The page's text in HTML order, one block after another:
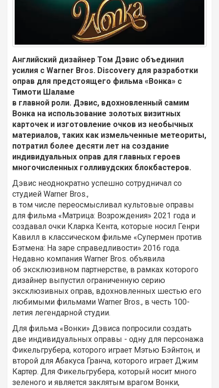
Английский дизайнер Том Дэвис объединил
усилия с Warner Bros. Discovery для разработки
оправ для предстоящего фильма «Вонка» с
Тимоти Шаламе
в главной роли. Дэвис, вдохновленный самим
Вонка на использование золотых визитных
карточек и изготовление очков из необычных
материалов, таких как измельченные метеориты,
потратил более десяти лет на создание
индивидуальных оправ для главных героев
многочисленных голливудских блокбастеров.
Дэвис неоднократно успешно сотрудничал со
студией Warner Bros.,
в том числе переосмысливал культовые оправы
для фильма «Матрица: Возрождения» 2021 года и
создавал очки Кларка Кента, которые носил Генри
Кавилл в классическом фильме «Супермен против
Бэтмена: На заре справедливости» 2016 года.
Недавно компания Warner Bros. объявила
об эксклюзивном партнерстве, в рамках которого
дизайнер выпустил ограниченную серию
эксклюзивных оправ, вдохновленных шестью его
любимыми фильмами Warner Bros., в честь 100-
летия легендарной студии.
Для фильма «Вонки» Дэвиса попросили создать
две индивидуальных оправы - одну для персонажа
Фикельгрубера, которого играет Мэтью Бэйнтон, и
второй для Абакуса Гранча, которого играет Джим
Картер. Для Фикельгрубера, который носит много
зеленого и является заклятым врагом Вонки,